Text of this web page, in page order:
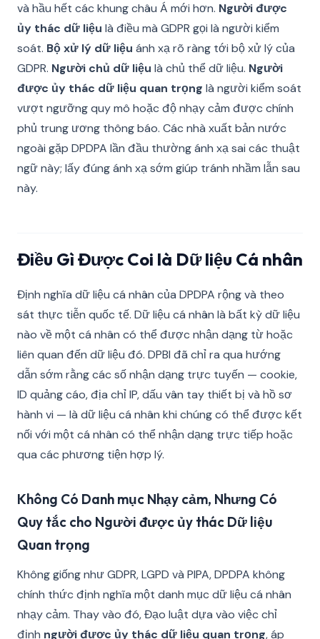
và hầu hết các khung châu Á mới hơn. Người được
ủy thác dữ liệu là điều mà GDPR gọi là người kiểm
soát. Bộ xử lý dữ liệu ánh xạ rõ ràng tới bộ xử lý của
GDPR. Người chủ dữ liệu là chủ thể dữ liệu. Người
được ủy thác dữ liệu quan trọng là người kiểm soát
vượt ngưỡng quy mô hoặc độ nhạy cảm được chính
phủ trung ương thông báo. Các nhà xuất bản nước
ngoài gặp DPDPA lần đầu thường ánh xạ sai các thuật
ngữ này; lấy đúng ánh xạ sớm giúp tránh nhầm lẫn sau
này.
Điều Gì Được Coi là Dữ liệu Cá nhân
Định nghĩa dữ liệu cá nhân của DPDPA rộng và theo
sát thực tiễn quốc tế. Dữ liệu cá nhân là bất kỳ dữ liệu
nào về một cá nhân có thể được nhận dạng từ hoặc
liên quan đến dữ liệu đó. DPBI đã chỉ ra qua hướng
dẫn sớm rằng các số nhận dạng trực tuyến — cookie,
ID quảng cáo, địa chỉ IP, dấu vân tay thiết bị và hồ sơ
hành vi — là dữ liệu cá nhân khi chúng có thể được kết
nối với một cá nhân có thể nhận dạng trực tiếp hoặc
qua các phương tiện hợp lý.
Không Có Danh mục Nhạy cảm, Nhưng Có
Quy tắc cho Người được ủy thác Dữ liệu
Quan trọng
Không giống như GDPR, LGPD và PIPA, DPDPA không
chính thức định nghĩa một danh mục dữ liệu cá nhân
nhạy cảm. Thay vào đó, Đạo luật dựa vào việc chỉ
định người được ủy thác dữ liệu quan trọng, áp